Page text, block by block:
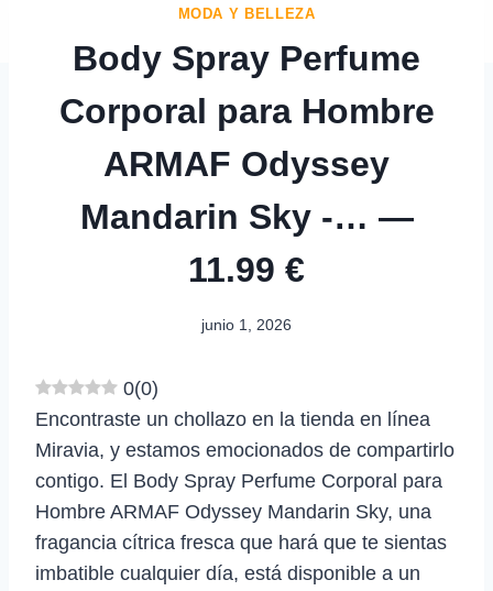
MODA Y BELLEZA
Body Spray Perfume
Corporal para Hombre
ARMAF Odyssey
Mandarin Sky -… —
11.99 €
junio 1, 2026
0(0)
Encontraste un chollazo en la tienda en línea
Miravia, y estamos emocionados de compartirlo
contigo. El Body Spray Perfume Corporal para
Hombre ARMAF Odyssey Mandarin Sky, una
fragancia cítrica fresca que hará que te sientas
imbatible cualquier día, está disponible a un